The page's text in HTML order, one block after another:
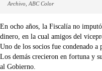
Archivo, ABC Color
En ocho años, la Fiscalía no
dinero, en la cual amigos del
Uno de los socios fue condenado
Los demás crecieron en fortuna y
al Gobierno.